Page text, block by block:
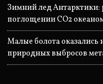
Зимний лед
поглощении CO2
Малые болота оказались
природных выбросов